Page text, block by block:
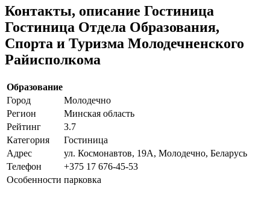
Контакты, описание Гостиница
Гостиница Отдела Образования,
Спорта и Туризма Молодечненского
Райисполкома
Образование
Город
Молодечно
Регион
Минская область
Рейтинг
3.7
Категория
Гостиница
Адрес
ул. Космонавтов, 19А, Молодечно, Беларусь
Телефон
+375 17 676-45-53
Особенности парковка